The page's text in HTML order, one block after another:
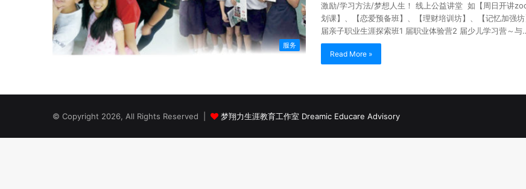
服务
激励/学习方法/梦想人生！ 线上公益讲堂 如【周日开讲
划课】、【恋爱预备班】、【理财培训坊】、【记忆加强
届亲子职业生涯探索班1 届职业体验营2 届少儿学习营～与
Read More »
© Copyright 2026, All Rights Reserved | 梦翔力生涯教育工作室 Dreamic Educare Advisory